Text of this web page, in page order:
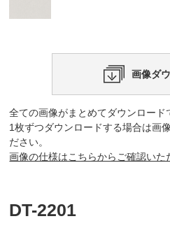
画像ダ
全ての画像がまとめてダウンロード
1枚ずつダウンロードする場合は画
ださい。
画像の仕様はこちらからご確認いた
DT-2201